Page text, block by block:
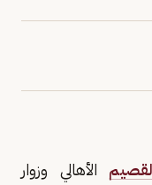
الأهالي وزوار